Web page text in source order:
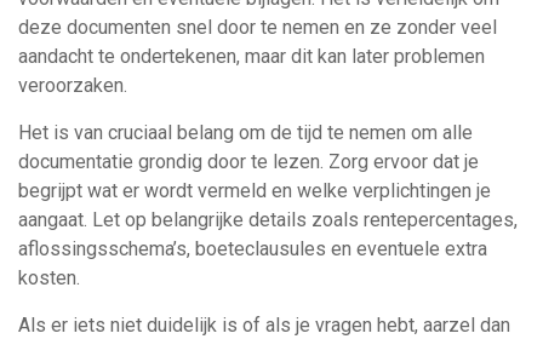
deze documenten snel door te nemen en ze zonder veel
aandacht te ondertekenen, maar dit kan later problemen
veroorzaken.
Het is van cruciaal belang om de tijd te nemen om alle
documentatie grondig door te lezen. Zorg ervoor dat je
begrijpt wat er wordt vermeld en welke verplichtingen je
aangaat. Let op belangrijke details zoals rentepercentages,
aflossingsschema’s, boeteclausules en eventuele extra
kosten.
Als er iets niet duidelijk is of als je vragen hebt, aarzel dan